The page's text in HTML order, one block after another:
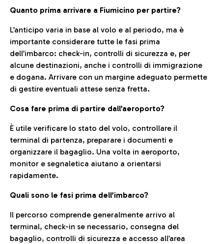
Quanto prima arrivare a Fiumicino per partire?
L’anticipo varia in base al volo e al periodo, ma è
importante considerare tutte le fasi prima
dell’imbarco: check-in, controlli di sicurezza e, per
alcune destinazioni, anche i controlli di immigrazione
e dogana. Arrivare con un margine adeguato permette
di gestire eventuali attese senza fretta.
Cosa fare prima di partire dall’aeroporto?
È utile verificare lo stato del volo, controllare il
terminal di partenza, preparare i documenti e
organizzare il bagaglio. Una volta in aeroporto,
monitor e segnaletica aiutano a orientarsi
rapidamente.
Quali sono le fasi prima dell’imbarco?
Il percorso comprende generalmente arrivo al
terminal, check-in se necessario, consegna del
bagaglio, controlli di sicurezza e accesso all’area